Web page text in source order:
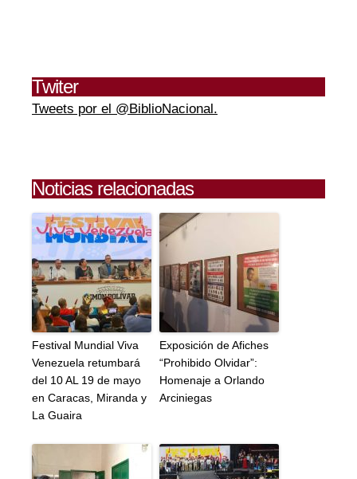
Twiter
Tweets por el @BiblioNacional.
Noticias relacionadas
Festival Mundial Viva
Venezuela retumbará
del 10 AL 19 de mayo
en Caracas, Miranda y
La Guaira
Exposición de Afiches
“Prohibido Olvidar”:
Homenaje a Orlando
Arciniegas